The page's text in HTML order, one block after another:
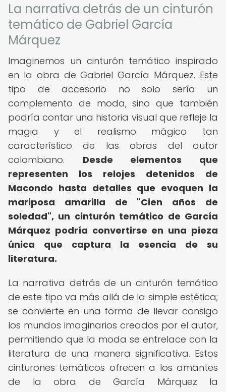
La narrativa detrás de un cinturón
temático de Gabriel García
Márquez
Imaginemos un cinturón temático inspirado
en la obra de Gabriel García Márquez. Este
tipo de accesorio no solo sería un
complemento de moda, sino que también
podría contar una historia visual que refleje la
magia y el realismo mágico tan
característico de las obras del autor
colombiano. Desde elementos que
representen los relojes detenidos de
Macondo hasta detalles que evoquen la
mariposa amarilla de "Cien años de
soledad", un cinturón temático de García
Márquez podría convertirse en una pieza
única que captura la esencia de su
literatura.
La narrativa detrás de un cinturón temático
de este tipo va más allá de la simple estética;
se convierte en una forma de llevar consigo
los mundos imaginarios creados por el autor,
permitiendo que la moda se entrelace con la
literatura de una manera significativa. Estos
cinturones temáticos ofrecen a los amantes
de la obra de García Márquez la